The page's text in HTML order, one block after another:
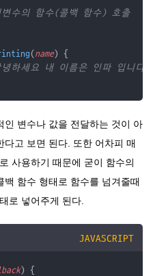
수의 함수(콜백 함수) 호출
( name) {
하세요 내 이름은 인파 입니다.
인 변수나 값을 전달하는 것이 아
다고 보면 된다. 또한 어차피 매
사용하기 때문에 굳이 함수의
함수 형태로 함수를 넘겨줄때
로 넣어주게 된다.
JAVASCRIPT
) {